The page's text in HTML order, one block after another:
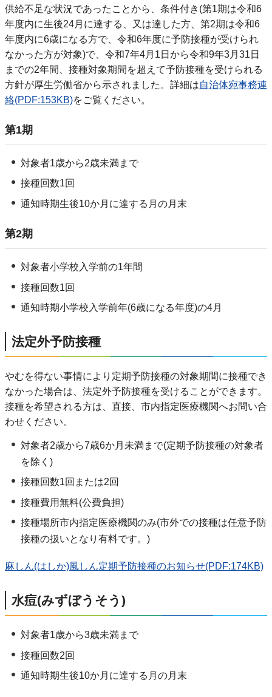
供給不足な状況であったことから、条件付き(第1期は令和6
年度内に生後24月に達する、又は達した方、第2期は令和6
年度内に6歳になる方で、令和6年度に予防接種が受けられ
なかった方が対象)で、令和7年4月1日から令和9年3月31日
までの2年間、接種対象期間を超えて予防接種を受けられる
方針が厚生労働省から示されました。詳細は自治体宛事務連
絡(PDF:153KB)をご覧ください。
第1期
対象者1歳から2歳未満まで
接種回数1回
通知時期生後10か月に達する月の月末
第2期
対象者小学校入学前の1年間
接種回数1回
通知時期小学校入学前年(6歳になる年度)の4月
法定外予防接種
やむを得ない事情により定期予防接種の対象期間に接種でき
なかった場合は、法定外予防接種を受けることができます。
接種を希望される方は、直接、市内指定医療機関へお問い合
わせください。
対象者2歳から7歳6か月未満まで(定期予防接種の対象者
を除く)
接種回数1回または2回
接種費用無料(公費負担)
接種場所市内指定医療機関のみ(市外での接種は任意予防
接種の扱いとなり有料です。)
麻しん(はしか)風しん定期予防接種のお知らせ(PDF:174KB)
水痘(みずぼうそう)
対象者1歳から3歳未満まで
接種回数2回
通知時期生後10か月に達する月の月末